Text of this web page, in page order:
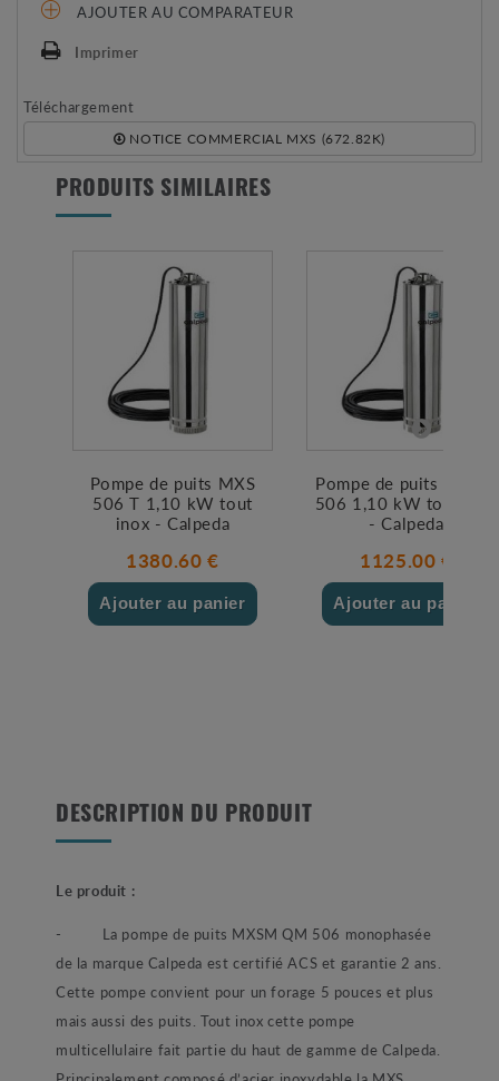
AJOUTER AU COMPARATEUR
Imprimer
Téléchargement
NOTICE COMMERCIAL MXS (672.82K)
PRODUITS SIMILAIRES
Pompe de puits MXS
506 T 1,10 kW tout
inox - Calpeda
1380.60 €
Ajouter au panier
Pompe de puits MXSM
506 1,10 kW tout inox
- Calpeda
1125.00 €
Ajouter au panier
DESCRIPTION DU PRODUIT
Le produit :
-
La pompe de puits MXSM QM 506 monophasée
de la marque Calpeda est certifié ACS et garantie 2 ans.
Cette pompe convient pour un forage 5 pouces et plus
mais aussi des puits. Tout inox cette pompe
multicellulaire fait partie du haut de gamme de Calpeda.